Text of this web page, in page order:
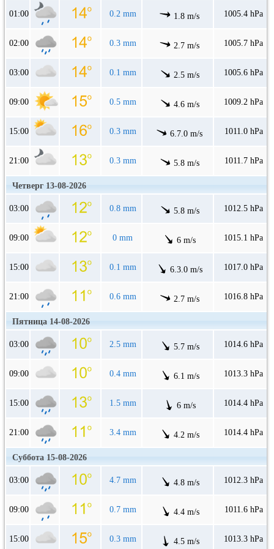
01:00 0.2 mm 1.8 m/s 1005.4 hPa
02:00 0.3 mm 2.7 m/s 1005.7 hPa
03:00 0.1 mm 2.5 m/s 1005.6 hPa
09:00 0.5 mm 4.6 m/s 1009.2 hPa
15:00 0.3 mm 6.7.0 m/s 1011.0 hPa
21:00 0.3 mm 5.8 m/s 1011.7 hPa
Четверг 13-08-2026
03:00 0.8 mm 5.8 m/s 1012.5 hPa
09:00 0 mm 6 m/s 1015.1 hPa
15:00 0.1 mm 6.3.0 m/s 1017.0 hPa
21:00 0.6 mm 2.7 m/s 1016.8 hPa
Пятница 14-08-2026
03:00 2.5 mm 5.7 m/s 1014.6 hPa
09:00 0.4 mm 6.1 m/s 1013.3 hPa
15:00 1.5 mm 6 m/s 1014.4 hPa
21:00 3.4 mm 4.2 m/s 1014.4 hPa
Суббота 15-08-2026
03:00 4.7 mm 4.8 m/s 1012.3 hPa
09:00 0.7 mm 4.4 m/s 1011.6 hPa
15:00 0.3 mm 4.5 m/s 1013.3 hPa